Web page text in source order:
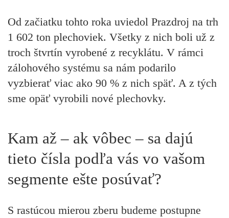
Od začiatku tohto roka uviedol Prazdroj na trh
1 602 ton plechoviek. Všetky z nich boli už z
troch štvrtín vyrobené z recyklátu. V rámci
zálohového systému sa nám podarilo
vyzbierať viac ako 90 % z nich späť. A z tých
sme opäť vyrobili nové plechovky.
Kam až – ak vôbec – sa dajú
tieto čísla podľa vás vo vašom
segmente ešte posúvať?
S rastúcou mierou zberu budeme postupne